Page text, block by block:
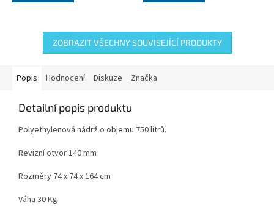
ZOBRAZIT VŠECHNY SOUVISEJÍCÍ PRODUKTY
Popis Hodnocení Diskuze Značka
Detailní popis produktu
Polyethylenová nádrž o objemu 750 litrů.
Revizní otvor 140 mm
Rozměry 74 x 74 x 164 cm
Váha 30 Kg